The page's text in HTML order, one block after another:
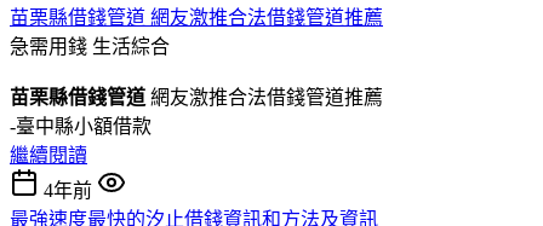
苗栗縣借錢管道 網友激推合法借錢管道推薦
急需用錢 生活綜合
苗栗縣借錢管道 網友激推合法借錢管道推薦
-臺中縣小額借款
繼續閱讀
4年前
最強速度最快的汐止借錢資訊和方法及資訊